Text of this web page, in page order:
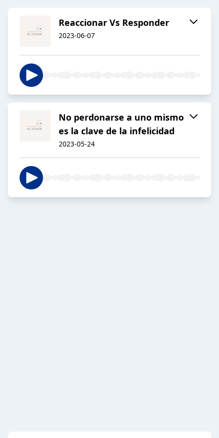
Reaccionar Vs Responder
2023-06-07
No perdonarse a uno mismo
es la clave de la infelicidad
2023-05-24